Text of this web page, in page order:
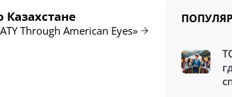
Through American Eyes»